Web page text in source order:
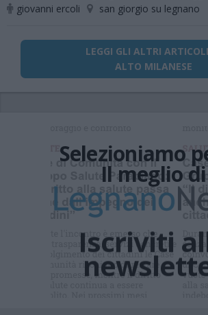
giovanni ercoli
san giorgio su legnano
LEGGI GLI ALTRI
ALTO MILANESE
Selezioniamo
Il meglio di
Iscriviti